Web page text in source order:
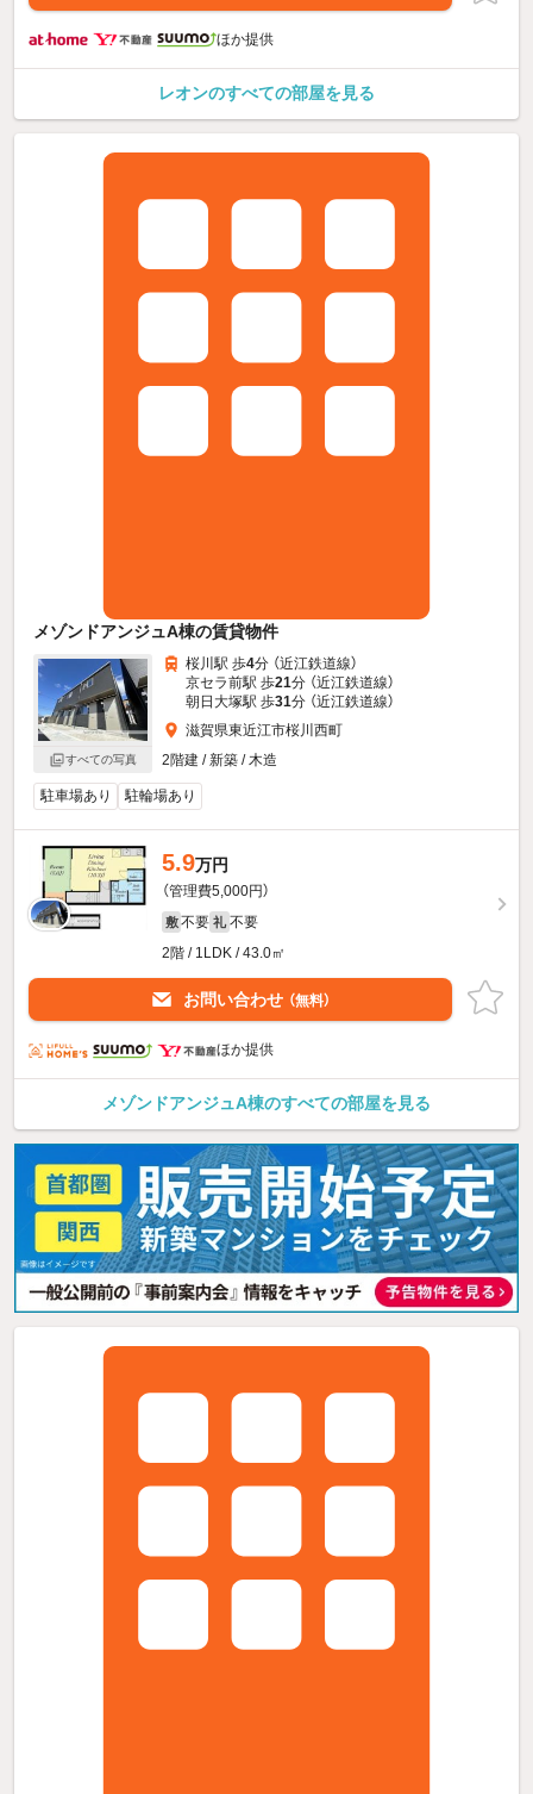
ほか提供
レオンのすべての部屋を見る
メゾンドアンジュA棟の賃貸物件
すべての写真
桜川駅 歩4分 （近江鉄道線）
京セラ前駅 歩21分 （近江鉄道線）
朝日大塚駅 歩31分 （近江鉄道線）
滋賀県東近江市桜川西町
2階建 / 新築 / 木造
駐車場あり 駐輪場あり
5.9万円
（管理費5,000円）
敷 不要 礼 不要
2階 / 1LDK / 43.0㎡
お問い合わせ （無料）
ほか提供
メゾンドアンジュA棟のすべての部屋を見る